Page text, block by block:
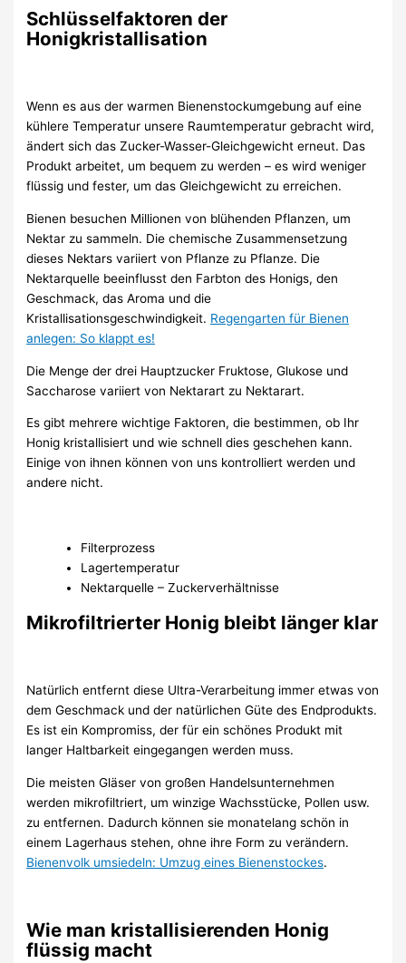
Schlüsselfaktoren der
Honigkristallisation
Wenn es aus der warmen Bienenstockumgebung auf eine
kühlere Temperatur unsere Raumtemperatur gebracht wird,
ändert sich das Zucker-Wasser-Gleichgewicht erneut. Das
Produkt arbeitet, um bequem zu werden – es wird weniger
flüssig und fester, um das Gleichgewicht zu erreichen.
Bienen besuchen Millionen von blühenden Pflanzen, um
Nektar zu sammeln. Die chemische Zusammensetzung
dieses Nektars variiert von Pflanze zu Pflanze. Die
Nektarquelle beeinflusst den Farbton des Honigs, den
Geschmack, das Aroma und die
Kristallisationsgeschwindigkeit. Regengarten für Bienen
anlegen: So klappt es!
Die Menge der drei Hauptzucker Fruktose, Glukose und
Saccharose variiert von Nektarart zu Nektarart.
Es gibt mehrere wichtige Faktoren, die bestimmen, ob Ihr
Honig kristallisiert und wie schnell dies geschehen kann.
Einige von ihnen können von uns kontrolliert werden und
andere nicht.
Filterprozess
Lagertemperatur
Nektarquelle – Zuckerverhältnisse
Mikrofiltrierter Honig bleibt länger klar
Natürlich entfernt diese Ultra-Verarbeitung immer etwas von
dem Geschmack und der natürlichen Güte des Endprodukts.
Es ist ein Kompromiss, der für ein schönes Produkt mit
langer Haltbarkeit eingegangen werden muss.
Die meisten Gläser von großen Handelsunternehmen
werden mikrofiltriert, um winzige Wachsstücke, Pollen usw.
zu entfernen. Dadurch können sie monatelang schön in
einem Lagerhaus stehen, ohne ihre Form zu verändern.
Bienenvolk umsiedeln: Umzug eines Bienenstockes.
Wie man kristallisierenden Honig
flüssig macht